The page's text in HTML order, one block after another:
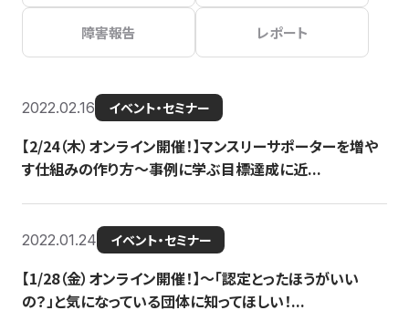
障害報告 レポート
2022.02.16 イベント・セミナー
【2/24（木）オンライン開催！】マンスリーサポーターを増や
す仕組みの作り方〜事例に学ぶ目標達成に近...
2022.01.24 イベント・セミナー
【1/28（金）オンライン開催！】〜「認定とったほうがいい
の？」と気になっている団体に知ってほしい！...